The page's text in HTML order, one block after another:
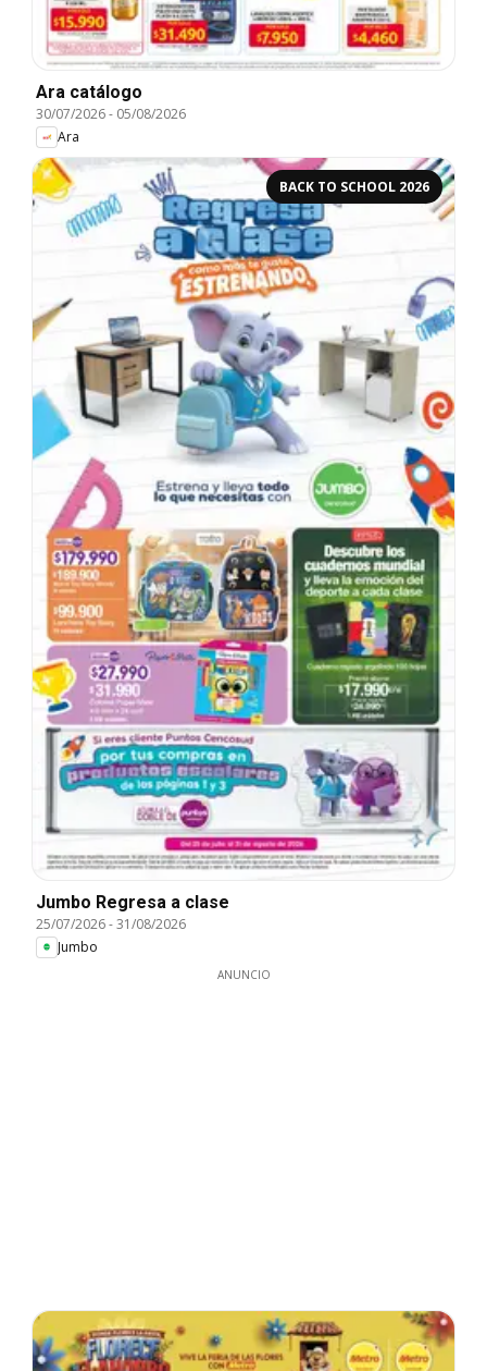
Ara catálogo
30/07/2026- 05/08/2026
Ara
BACK TO SCHOOL 2026
Jumbo Regresa a clase
25/07/2026-31/08/2026
Jumbo
ANUNCIO